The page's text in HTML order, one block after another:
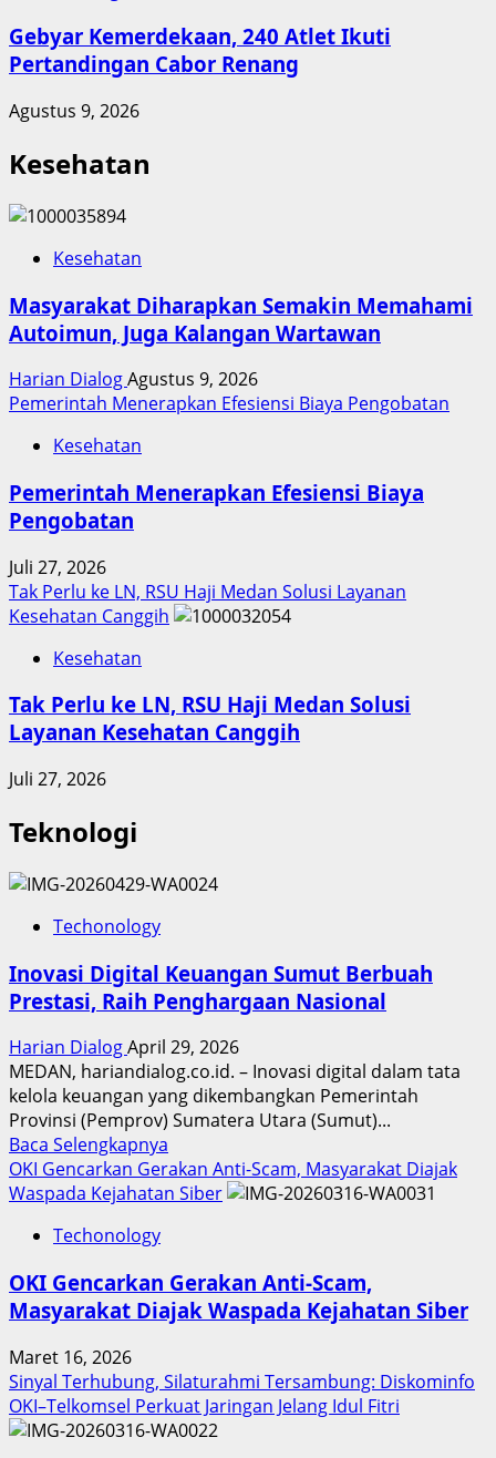
Gebyar Kemerdekaan, 240 Atlet Ikuti
Pertandingan Cabor Renang
Agustus 9, 2026
Kesehatan
Kesehatan
Masyarakat Diharapkan Semakin Memahami
Autoimun, Juga Kalangan Wartawan
Harian DialogAgustus 9, 2026
Pemerintah Menerapkan Efesiensi Biaya Pengobatan
Kesehatan
Pemerintah Menerapkan Efesiensi Biaya
Pengobatan
Juli 27, 2026
Tak Perlu ke LN, RSU Haji Medan Solusi Layanan
Kesehatan Canggih
Kesehatan
Tak Perlu ke LN, RSU Haji Medan Solusi
Layanan Kesehatan Canggih
Juli 27, 2026
Teknologi
Techonology
Inovasi Digital Keuangan Sumut Berbuah
Prestasi, Raih Penghargaan Nasional
Harian DialogApril 29, 2026
MEDAN, hariandialog.co.id. – Inovasi digital dalam tata
kelola keuangan yang dikembangkan Pemerintah
Provinsi (Pemprov) Sumatera Utara (Sumut)...
Baca Selengkapnya
more
about
Sumut
Berbuah
Penghargaan
Nasional
OKI Gencarkan Gerakan Anti-Scam, Masyarakat Diajak
Waspada Kejahatan Siber
Techonology
OKI Gencarkan Gerakan Anti-Scam,
Masyarakat Diajak Waspada Kejahatan Siber
Maret 16, 2026
Sinyal Terhubung, Silaturahmi Tersambung: Diskominfo
OKI–Telkomsel Perkuat Jaringan Jelang Idul Fitri